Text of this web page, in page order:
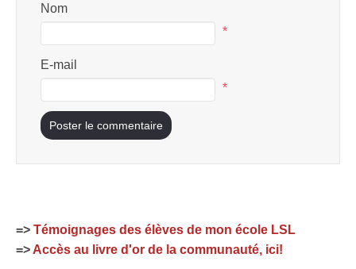
Nom
*
E-mail
*
=> Témoignages des élèves de mon école LSL
=> Accès au livre d'or de la communauté, ici!